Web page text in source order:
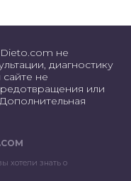
не
диагностику
не
или
.COM
хотели знать о